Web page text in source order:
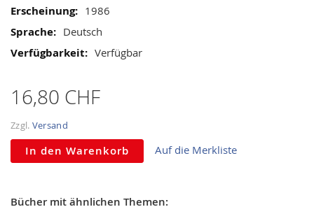
1986
Deutsch
Verfügbar
16,80 CHF
Zzgl. Versand
In den Warenkorb Auf die Merkliste
Bücher mit ähnlichen Themen: